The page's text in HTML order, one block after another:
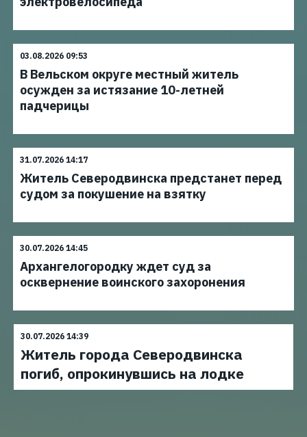
03.08.2026 09:53
В Вельском округе местный житель
осужден за истязание 10-летней
падчерицы
31.07.2026 14:17
Житель Северодвинска предстанет перед
судом за покушение на взятку
30.07.2026 14:45
Архангелогородку ждет суд за
осквернение воинского захоронения
30.07.2026 14:39
Житель города Северодвинска
погиб, опрокинувшись на лодке